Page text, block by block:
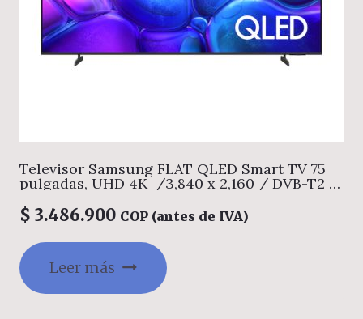
Televisor Samsung FLAT QLED Smart TV 75
pulgadas, UHD 4K /3,840 x 2,160 / DVB-T2 /
asistente de voz Bixby / modo ambiente/
Modo Juego/ HDMI x 3 / USB x 1 /LAN/ abre
y edita archivos de Office/Garantía 1 año,
Ficha tecnica completa en
www.samsung.com.co
$ 3.486.900 COP (antes de IVA)
Leer más